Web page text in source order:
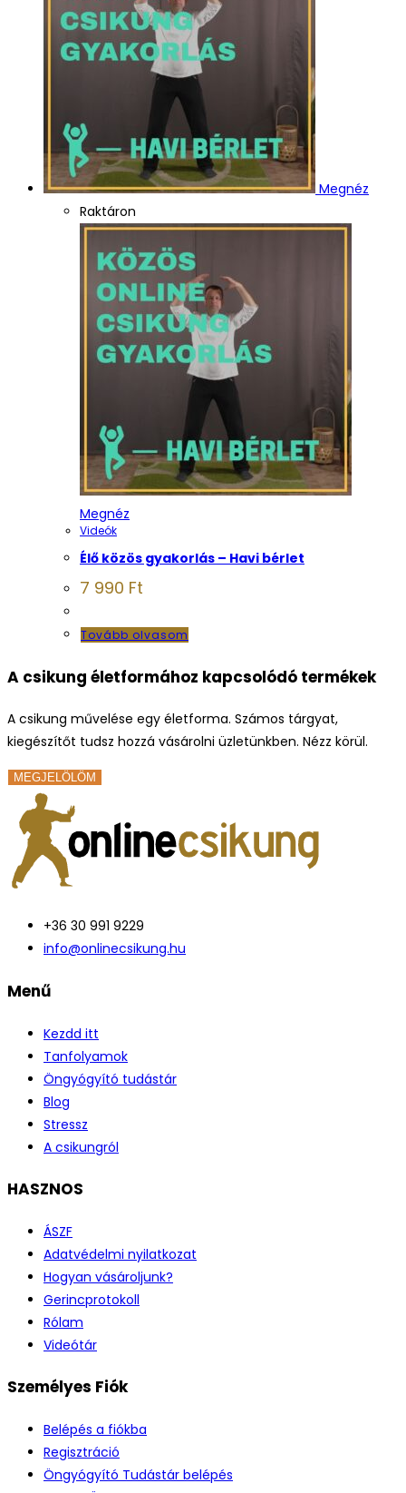
Megnéz
Raktáron
Megnéz
Videók
Élő közös gyakorlás – Havi bérlet
7 990 Ft
Tovább olvasom
A csikung életformához kapcsolódó termékek
A csikung művelése egy életforma. Számos tárgyat,
kiegészítőt tudsz hozzá vásárolni üzletünkben. Nézz körül.
MEGJELÖLÖM
+36 30 991 9229
info@onlinecsikung.hu
Menű
Kezdd itt
Tanfolyamok
Öngyógyító tudástár
Blog
Stressz
A csikungról
HASZNOS
ÁSZF
Adatvédelmi nyilatkozat
Hogyan vásároljunk?
Gerincprotokoll
Rólam
Videótár
Személyes Fiók
Belépés a fiókba
Regisztráció
Öngyógyító Tudástár belépés